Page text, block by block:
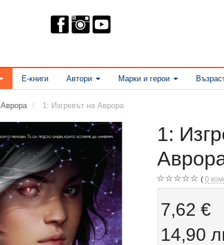
Е-книги Автори Марки и герои
Аврора 1: Изгревът на Аврора
1:
0
7,62 €
14,90